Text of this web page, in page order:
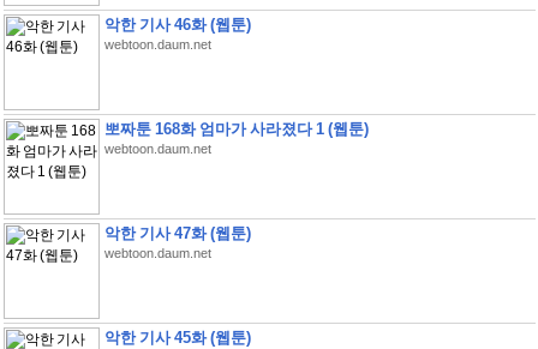
악한 기사 46화 (웹툰)
webtoon.daum.net
뽀짜툰 168화 엄마가 사라졌다 1 (웹툰)
webtoon.daum.net
악한 기사 47화 (웹툰)
webtoon.daum.net
악한 기사 45화 (웹툰)